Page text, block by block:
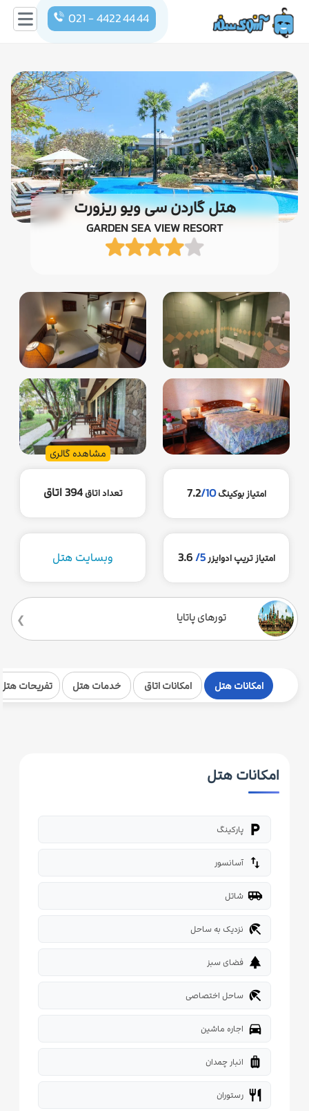
021 - 4422 44 44
هتل گاردن سی ویو ریزورت
GARDEN SEA VIEW RESORT
مشاهده گالری
امتیاز بوکینگ 7.2/10 تعداد اتاق394 اتاق
امتیاز تریپ ادوایزر5/
3.6 وبسایت هتل
تورهای پاتایا
امکانات هتل امکانات اتاق خدمات هتل تفریحات
امکانات هتل
local_parking پارکینگ
import_export آسانسور
airport_shuttle شاتل
beach_access نزدیک به ساحل
park فضای سبز
beach_access ساحل اختصاصی
directions_car اجاره ماشین
luggage انبار چمدان
restaurant رستوران